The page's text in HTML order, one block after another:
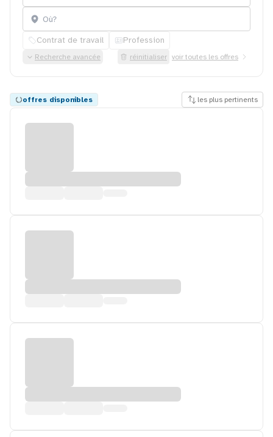
Localisation
Contrat de travail Profession
Recherche avancée réinitialiser voir toutes les offres
offres disponibles les plus pertinents